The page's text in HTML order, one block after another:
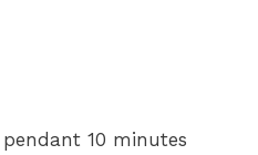
10 minutes